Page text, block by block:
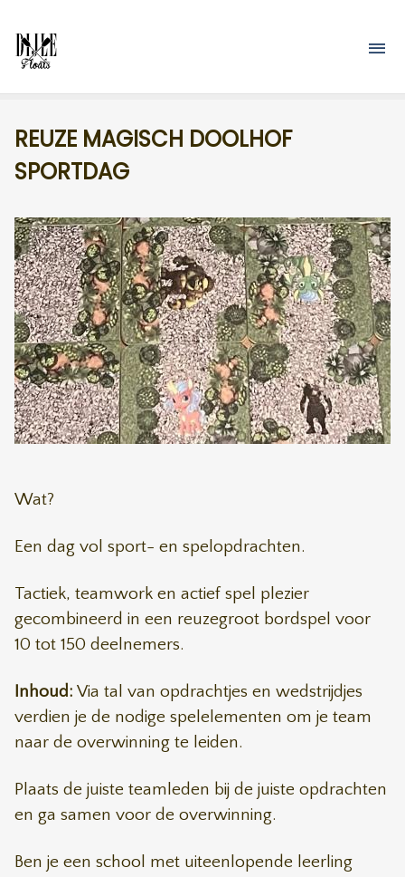
REUZE MAGISCH DOOLHOF
SPORTDAG
Wat?
Een dag vol sport- en spelopdrachten.
Tactiek, teamwork en actief spel plezier
gecombineerd in een reuzegroot bordspel voor
10 tot 150 deelnemers.
Inhoud: Via tal van opdrachtjes en wedstrijdjes
verdien je de nodige spelelementen om je team
naar de overwinning te leiden.
Plaats de juiste teamleden bij de juiste opdrachten
en ga samen voor de overwinning.
Ben je een school met uiteenlopende leerling